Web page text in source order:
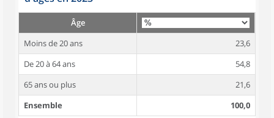
Âge
Moins de 20 ans
23,6
De 20 à 64 ans
54,8
65 ans ou plus
21,6
Ensemble
100,0